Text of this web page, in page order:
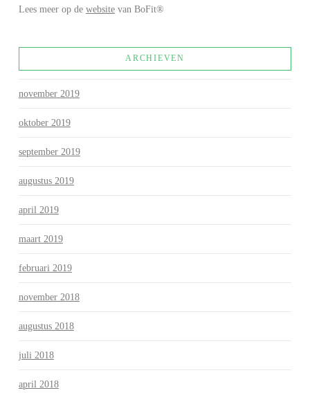
Lees meer op de websitevan BoFit®
ARCHIEVEN
november 2019
oktober 2019
september 2019
augustus 2019
april 2019
maart 2019
februari 2019
november 2018
augustus 2018
juli 2018
april 2018